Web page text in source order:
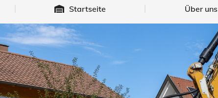
Startseite Über uns